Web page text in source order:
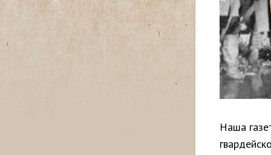
Наша